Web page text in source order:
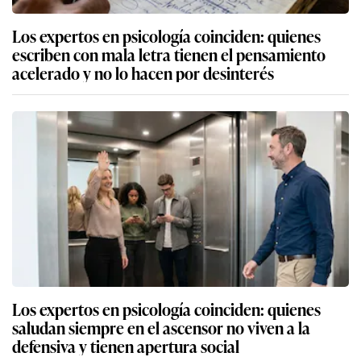
Los expertos en psicología coinciden: quienes
escriben con mala letra tienen el pensamiento
acelerado y no lo hacen por desinterés
Los expertos en psicología coinciden: quienes
saludan siempre en el ascensor no viven a la
defensiva y tienen apertura social